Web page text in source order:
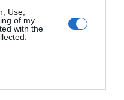
Use,
of my
with the
αυστηρά
ασφαλείας και τις
(βιώσιμη υλοτομία,
της Nathan για τον
κέντρων δεξιοτήτων
αρτιότητα και μια
που εκτιμάται από
οργανισμούς.